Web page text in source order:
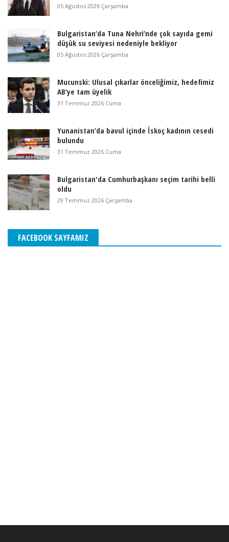
05 Ağustos 2026 Çarşamba
Bulgaristan’da Tuna Nehri’nde çok sayıda gemi
düşük su seviyesi nedeniyle bekliyor
05 Ağustos 2026 Çarşamba
Mucunski: Ulusal çıkarlar önceliğimiz, hedefimiz
AB’ye tam üyelik
31 Temmuz 2026 Cuma
Yunanistan’da bavul içinde İskoç kadının cesedi
bulundu
31 Temmuz 2026 Cuma
Bulgaristan'da Cumhurbaşkanı seçim tarihi belli
oldu
29 Temmuz 2026 Çarşamba
FACEBOOK SAYFAMIZ